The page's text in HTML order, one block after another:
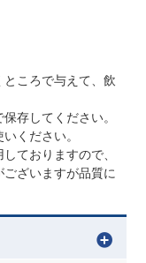
ところで与えて、飲
存してください。
ください。
ておりますので、
ざいますが品質に